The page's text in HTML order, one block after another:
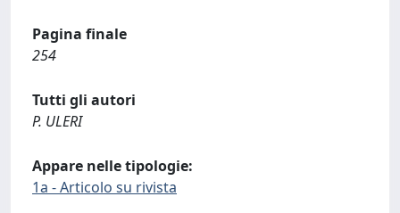
Pagina finale
254
Tutti gli autori
P. ULERI
Appare nelle tipologie:
1a - Articolo su rivista